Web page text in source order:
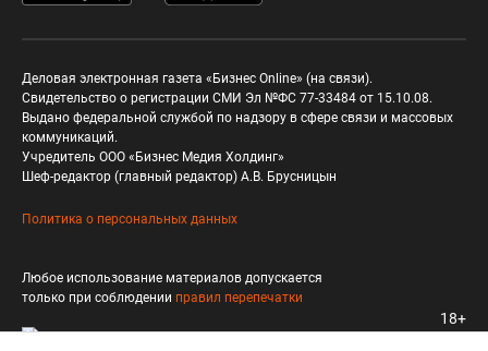
Деловая электронная газета «Бизнес Online» (на связи).
Свидетельство о регистрации СМИ Эл №ФС 77-33484 от 15.10.08.
Выдано федеральной службой по надзору в сфере связи и массовых
коммуникаций.
Учредитель ООО «Бизнес Медия Холдинг»
Шеф-редактор (главный редактор) А.В. Брусницын
Политика о персональных данных
Любое использование материалов допускается
только при соблюдении правил перепечатки
18+